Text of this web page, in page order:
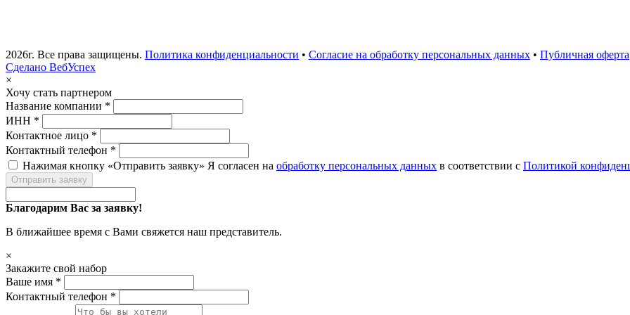
2026г. Все права защищены. Политика конфиденциальности • Согласие на обработку персональных данных • Публичная оферта
Сделано ВебУспех
×
Хочу стать партнером
Название компании *
ИНН *
Контактное лицо *
Контактный телефон *
Нажимая кнопку «Отправить заявку» Я согласен на обработку персональных данных в соответствии с Политикой
Отправить заявку
Благодарим Вас за заявку!
В ближайшее время с Вами свяжется наш представитель.
×
Закажите свой набор
Ваше имя *
Контактный телефон *